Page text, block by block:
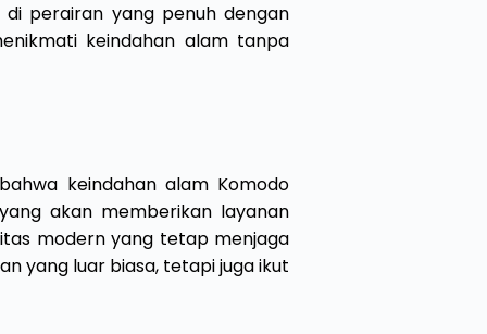
perairan yang penuh dengan
keindahan alam tanpa
keindahan alam Komodo
akan memberikan layanan
modern yang tetap menjaga
yang luar biasa, tetapi juga ikut